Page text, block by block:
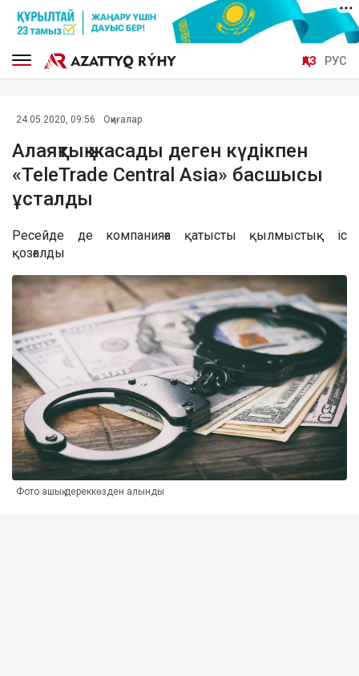
ҚАЗ РУС
24.05.2020, 09:56 Оқиғалар
Алаяқтық жасады деген күдікпен
«TeleTrade Central Asia» басшысы
ұсталды
Ресейде де компанияға қатысты қылмыстық іс
қозғалды
Фото ашық дереккөзден алынды